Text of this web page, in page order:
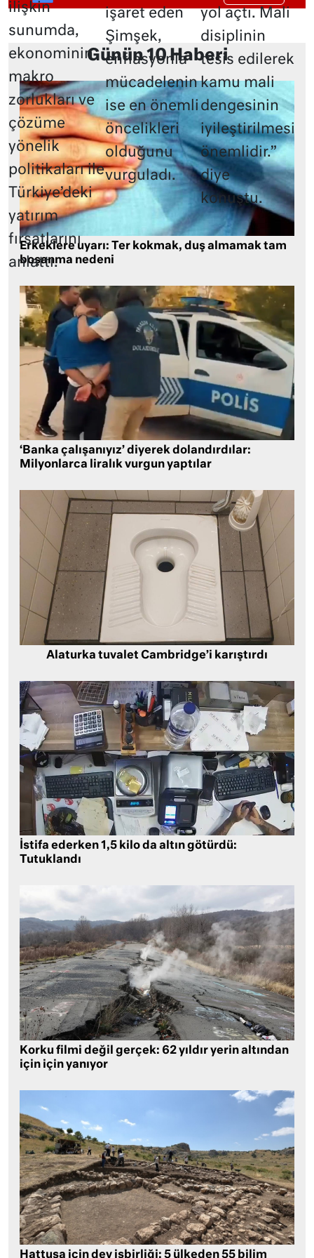
ilişkin
sunumda,
ekonominin
makro
zorlukları ve
çözüme
yönelik
politikaları ile
Türkiye’deki
yatırım
fırsatlarını
anlattı.
işaret eden
Şimşek,
enflasyonla
mücadelenin
ise en önemli
öncelikleri
olduğunu
vurguladı.
yol açtı. Mali
disiplinin
tesis edilerek
kamu mali
dengesinin
iyileştirilmesi
önemlidir.”
diye
konuştu.
Günün 10 Haberi
Erkeklere uyarı: Ter kokmak, duş almamak tam
boşanma nedeni
‘Banka çalışanıyız’ diyerek dolandırdılar:
Milyonlarca liralık vurgun yaptılar
Alaturka tuvalet Cambridge’i karıştırdı
İstifa ederken 1,5 kilo da altın götürdü:
Tutuklandı
Korku filmi değil gerçek: 62 yıldır yerin altından
için için yanıyor
Hattuşa için dev işbirliği: 5 ülkeden 55 bilim